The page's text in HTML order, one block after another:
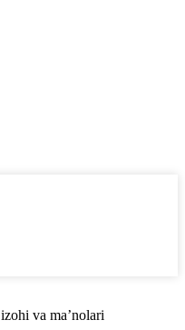
va ma’nolari